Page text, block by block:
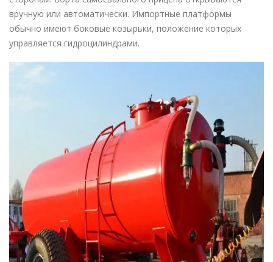
вручную или автоматически. Импортные платформы
обычно имеют боковые козырьки, положение которых
управляется гидроцилиндрами.